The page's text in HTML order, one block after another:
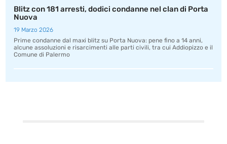
Blitz con 181 arresti, dodici condanne nel clan di Porta
Nuova
19 Marzo 2026
Prime condanne dal maxi blitz su Porta Nuova: pene fino a 14 anni,
alcune assoluzioni e risarcimenti alle parti civili, tra cui Addiopizzo e il
Comune di Palermo